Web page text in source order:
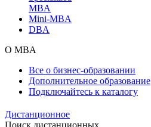
MBA
Mini-MBA
DBA
О MBA
Все о бизнес-образовании
Дополнительное образование
Подключайтесь к каталогу
Дистанционное
Поиск дистанционных